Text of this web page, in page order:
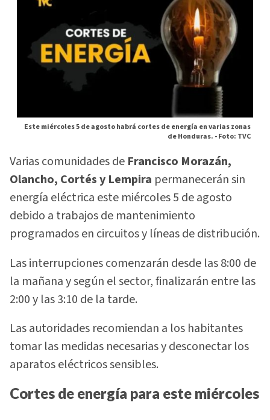
Este miércoles 5 de agosto habrá cortes de energía en varias zonas
de Honduras. -Foto: TVC
Varias comunidades de Francisco Morazán,
Olancho, Cortés y Lempira permanecerán sin
energía eléctrica este miércoles 5 de agosto
debido a trabajos de mantenimiento
programados en circuitos y líneas de distribución.
Las interrupciones comenzarán desde las 8:00 de
la mañana y según el sector, finalizarán entre las
2:00 y las 3:10 de la tarde.
Las autoridades recomiendan a los habitantes
tomar las medidas necesarias y desconectar los
aparatos eléctricos sensibles.
Cortes de energía para este miércoles